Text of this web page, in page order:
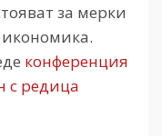
за мерки
конференция
с редица